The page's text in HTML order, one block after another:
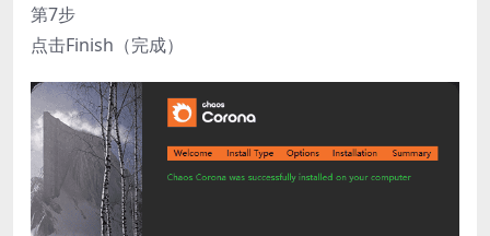
第7步
点击Finish（完成）